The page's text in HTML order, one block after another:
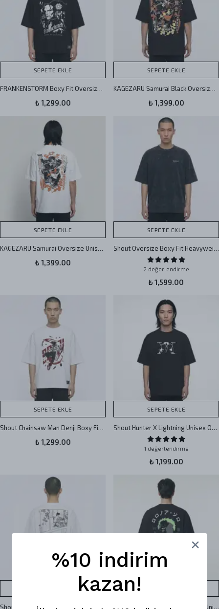
SEPETE EKLE
FRANKENSTORM Boxy Fit Oversize Unisex Tişört
₺ 1,299.00
SEPETE EKLE
KAGEZARU Samurai Black Oversize Unisex Tişört
₺ 1,399.00
SEPETE EKLE
KAGEZARU Samurai Oversize Unisex Tişört
₺ 1,399.00
SEPETE EKLE
Shout Oversize Boxy Fit Heavyweight Washed Unisex T-Shirt
2 değerlendirme
₺ 1,599.00
SEPETE EKLE
Shout Chainsaw Man Denji Boxy Fit Oversize Unisex Tişört
₺ 1,299.00
SEPETE EKLE
Shout Hunter X Lightning Unisex Oversize Tişört
1 değerlendirme
₺ 1,199.00
Shout Tokyo Blossoms Boxy Fit Oversize Unisex Tişört Shout One Piece Roronoa Zoro Unisex Oversize Tişört
%10 indirim
kazan!